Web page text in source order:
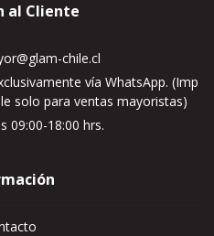
al Cliente
chile.cl
vía WhatsApp. (Imp
solo para ventas mayoristas)
09:00-18:00 hrs.